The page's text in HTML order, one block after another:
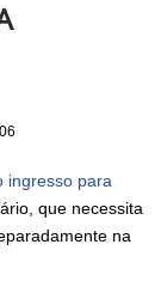
ingresso para
que necessita
na